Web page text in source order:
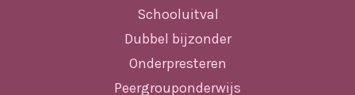
Schooluitval
Dubbel bijzonder
Onderpresteren
Peergrouponderwijs